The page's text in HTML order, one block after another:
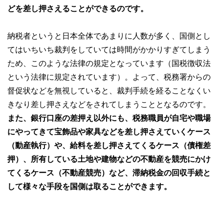
どを差し押さえることができるのです。
納税者というと日本全体であまりに人数が多く、国側とし
てはいちいち裁判をしていては時間がかかりすぎてしまう
ため、このような法律の規定となっています（国税徴収法
という法律に規定されています）。よって、税務署からの
督促状などを無視していると、裁判手続を経ることなくい
きなり差し押さえなどをされてしまうこととなるのです。
また、銀行口座の差押え以外にも、税務職員が自宅や職場
にやってきて宝飾品や家具などを差し押さえていくケース
（動産執行）や、給料を差し押さえてくるケース（債権差
押）、所有している土地や建物などの不動産を競売にかけ
てくるケース（不動産競売）など、滞納税金の回収手続と
して様々な手段を国側は取ることができます。